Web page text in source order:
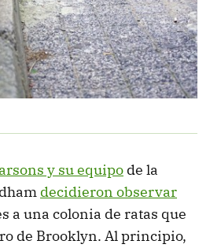
y su equipo de la
decidieron observar
a una colonia de ratas que
de Brooklyn. Al principio,